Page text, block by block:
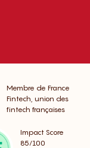
Membre de France
Fintech, union des
fintech françaises
Impact Score
85/100